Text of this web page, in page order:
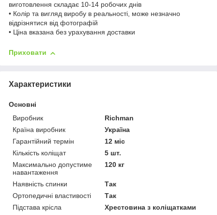
виготовлення складає 10-14 робочих днів
• Колір та вигляд виробу в реальності, може незначно
відрізнятися від фотографій
• Ціна вказана без урахування доставки
Приховати
Характеристики
Основні
Виробник
Richman
Країна виробник
Україна
Гарантійний термін
12 міс
Кількість коліщат
5 шт.
Максимально допустиме
навантаження
120 кг
Наявність спинки
Так
Ортопедичні властивості
Так
Підстава крісла
Хрестовина з коліщатками